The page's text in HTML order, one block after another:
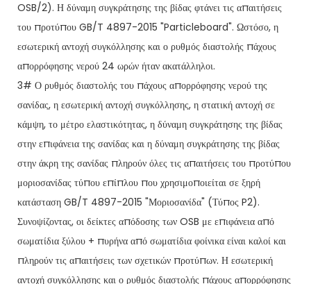
OSB/2). Η δύναμη συγκράτησης της βίδας φτάνει τις απαιτήσεις
του προτύπου GB/T 4897-2015 "Particleboard". Ωστόσο, η
εσωτερική αντοχή συγκόλλησης και ο ρυθμός διαστολής πάχους
απορρόφησης νερού 24 ωρών ήταν ακατάλληλοι.
3# Ο ρυθμός διαστολής του πάχους απορρόφησης νερού της
σανίδας, η εσωτερική αντοχή συγκόλλησης, η στατική αντοχή σε
κάμψη, το μέτρο ελαστικότητας, η δύναμη συγκράτησης της βίδας
στην επιφάνεια της σανίδας και η δύναμη συγκράτησης της βίδας
στην άκρη της σανίδας πληρούν όλες τις απαιτήσεις του προτύπου
μοριοσανίδας τύπου επίπλου που χρησιμοποιείται σε ξηρή
κατάσταση GB/T 4897-2015 "Μοριοσανίδα" (Τύπος P2).
Συνοψίζοντας, οι δείκτες απόδοσης των OSB με επιφάνεια από
σωματίδια ξύλου + πυρήνα από σωματίδια φοίνικα είναι καλοί και
πληρούν τις απαιτήσεις των σχετικών προτύπων. Η εσωτερική
αντοχή συγκόλλησης και ο ρυθμός διαστολής πάχους απορρόφησης